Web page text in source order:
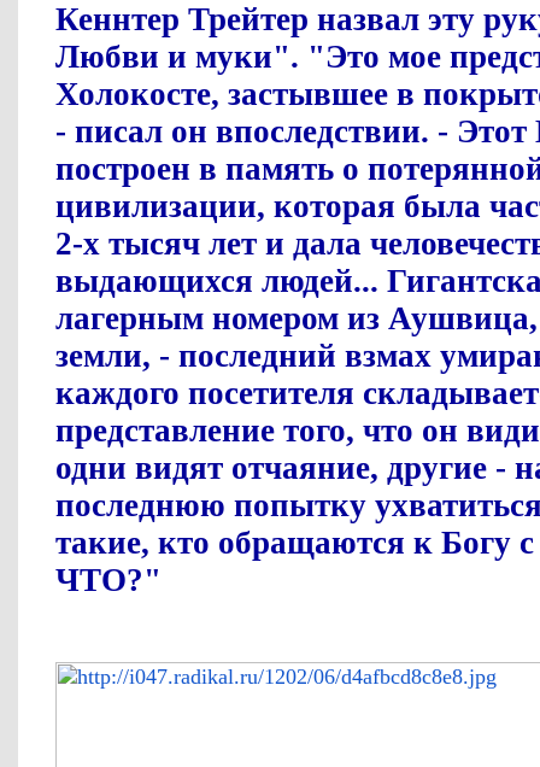
Кеннтер Трейтер назвал эту
Любви и муки". "Это мое
Холокосте, застывшее в
- писал он впоследствии. -
построен в память о
цивилизации, которая была
2-х тысяч лет и дала
выдающихся людей...
лагерным номером из
земли, - последний взмах
каждого посетителя
представление того, что он
одни видят отчаяние, другие -
последнюю попытку
такие, кто обращаются к Богу
ЧТО?"